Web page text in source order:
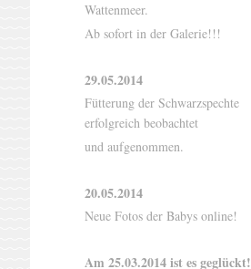
Wattenmeer.
Ab sofort in der Galerie!!!
29.05.2014
Fütterung der Schwarzspechte
erfolgreich beobachtet
und aufgenommen.
20.05.2014
Neue Fotos der Babys online!
Am 25.03.2014 ist es geglückt!